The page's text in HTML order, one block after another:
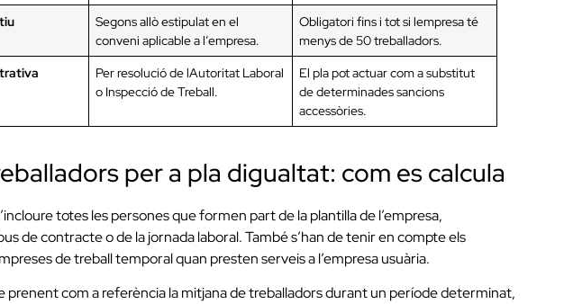
Segons allò estipulat en el
conveni aplicable a l’empresa.
Obligatori fins i tot si lempresa té
menys de 50 treballadors.
Per resolució de lAutoritat Laboral
o Inspecció de Treball.
El pla pot actuar com a substitut
de determinades sancions
accessòries.
per a pla digualtat: com es calcula
totes les persones que formen part de la plantilla de l’empresa,
de contracte o de la jornada laboral. També s’han de tenir en compte els
de treball temporal quan presten serveis a l’empresa usuària.
prenent com a referència la mitjana de treballadors durant un període determinat,